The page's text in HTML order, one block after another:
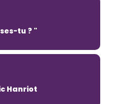
tu ? "
Hanriot